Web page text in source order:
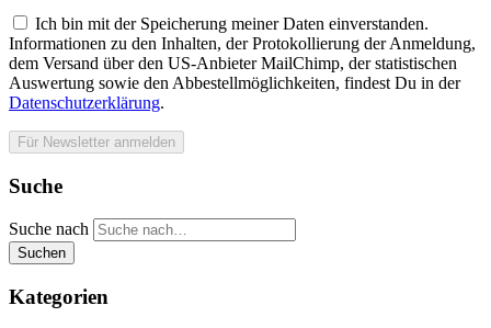
Ich bin mit der Speicherung meiner Daten einverstanden.
Informationen zu den Inhalten, der Protokollierung der Anmeldung,
dem Versand über den US-Anbieter MailChimp, der statistischen
Auswertung sowie den Abbestellmöglichkeiten, findest Du in der
Datenschutzerklärung.
Suche
Suche nach
Suchen
Kategorien